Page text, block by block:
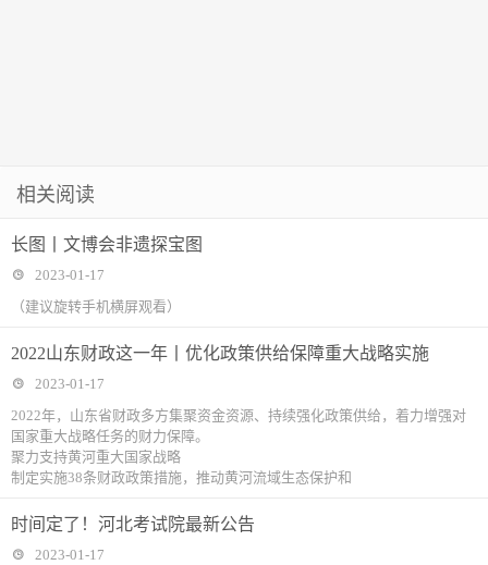
相关阅读
长图丨文博会非遗探宝图
2023-01-17
（建议旋转手机横屏观看）
2022山东财政这一年丨优化政策供给保障重大战略实施
2023-01-17
2022年，山东省财政多方集聚资金资源、持续强化政策供给，着力增强对
国家重大战略任务的财力保障。
聚力支持黄河重大国家战略
制定实施38条财政政策措施，推动黄河流域生态保护和
时间定了！河北考试院最新公告
2023-01-17